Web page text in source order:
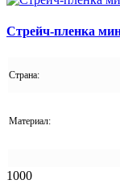
Стрейч-пленка
Страна:
Материал:
1000